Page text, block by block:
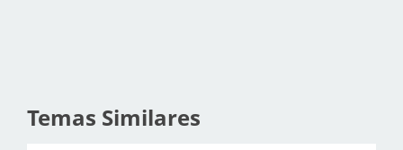
Temas Similares